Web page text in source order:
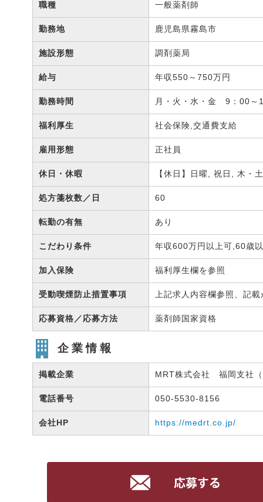
職種 一般薬剤師
勤務地 鹿児島県霧島市
施設形態 調剤薬局
給与 年収550～750万円
勤務時間 月・火・水・金 9：00
福利厚生 社会保険,交通費支給
雇用形態 正社員
休日・休暇 【休日】日曜, 祝日, 木・
処方箋枚数／日 60
転勤の有無 あり
こだわり条件 年収600万円以上可,60歳
加入保険 福利厚生欄を参照
受動喫煙防止措置事項 上記求人内容欄参照、記
応募資格／応募方法 薬剤師国家資格
企業情報
掲載企業 MRT株式会社 福岡支社
電話番号 050-5530-8156
会社HP https://medrt.co.jp/